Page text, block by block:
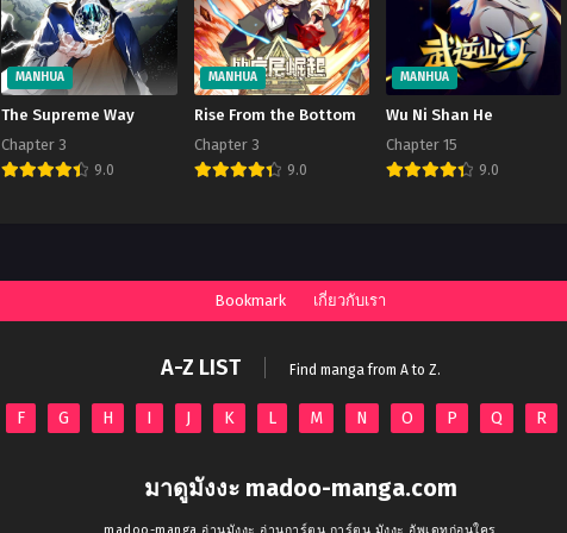
MANHUA
The Supreme Way
Chapter 3
9.0
MANHUA
Rise From the Bottom
Chapter 3
9.0
MANHUA
Wu Ni Shan He
Chapter 15
9.0
Bookmark เกี่ยวกับเรา
A-Z LIST Find manga from A to Z.
F G H I J K L M N O P Q R
มาดูมังงะ madoo-manga.com
madoo-manga อ่านมังงะ อ่านการ์ตูน การ์ตูน มังงะ อัพเดทก่อนใคร